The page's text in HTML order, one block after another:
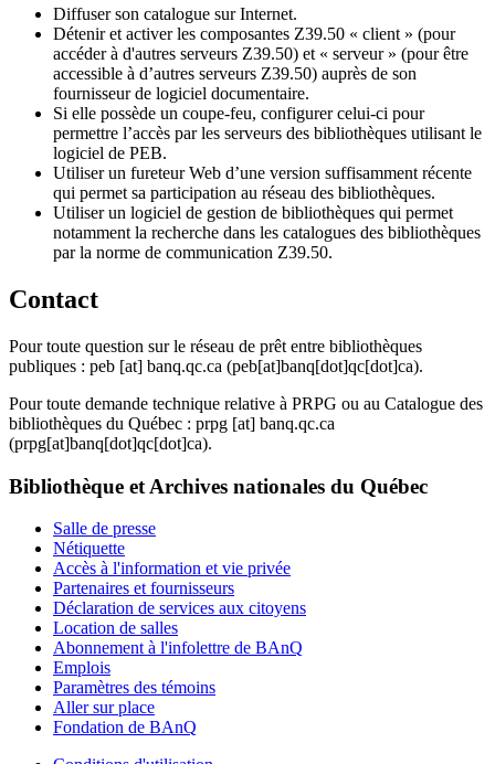
Diffuser son catalogue sur Internet.
Détenir et activer les composantes Z39.50 « client » (pour
accéder à d'autres serveurs Z39.50) et « serveur » (pour être
accessible à d’autres serveurs Z39.50) auprès de son
fournisseur de logiciel documentaire.
Si elle possède un coupe-feu, configurer celui-ci pour
permettre l’accès par les serveurs des bibliothèques utilisant le
logiciel de PEB.
Utiliser un fureteur Web d’une version suffisamment récente
qui permet sa participation au réseau des bibliothèques.
Utiliser un logiciel de gestion de bibliothèques qui permet
notamment la recherche dans les catalogues des bibliothèques
par la norme de communication Z39.50.
Contact
Pour toute question sur le réseau de prêt entre bibliothèques
publiques : peb [at] banq.qc.ca (peb[at]banq[dot]qc[dot]ca).
Pour toute demande technique relative à PRPG ou au Catalogue des
bibliothèques du Québec : prpg [at] banq.qc.ca
(prpg[at]banq[dot]qc[dot]ca).
Bibliothèque et Archives nationales du Québec
Salle de presse
Nétiquette
Accès à l'information et vie privée
Partenaires et fournisseurs
Déclaration de services aux citoyens
Location de salles
Abonnement à l'infolettre de BAnQ
Emplois
Paramètres des témoins
Aller sur place
Fondation de BAnQ